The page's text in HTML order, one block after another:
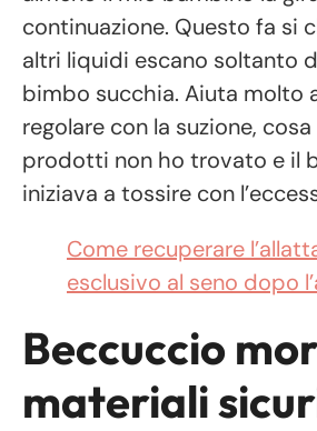
continuazione. Questo fa si
altri liquidi escano soltanto
bimbo succhia. Aiuta molto
regolare con la suzione,
prodotti non ho trovato e il
iniziava a tossire con
Come recuperare
esclusivo al seno dopo
Beccuccio
materiali